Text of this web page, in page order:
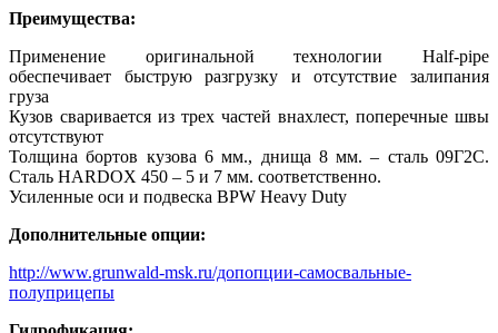
Преимущества:
Применение оригинальной технологии Half-pipe
обеспечивает быструю разгрузку и отсутствие залипания
груза
Кузов сваривается из трех частей внахлест, поперечные швы
отсутствуют
Толщина бортов кузова 6 мм., днища 8 мм. – сталь 09Г2С.
Сталь HARDOX 450 – 5 и 7 мм. соответственно.
Усиленные оси и подвеска BPW Heavy Duty
Дополнительные опции:
http://www.grunwald-msk.ru/допопции-самосвальные-
полуприцепы